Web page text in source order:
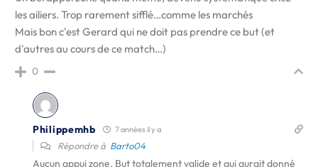
les ailiers. Trop rarement sifflé…comme les marchés
Mais bon c'est Gerard qui ne doit pas prendre ce but (et
d'autres au cours de ce match…)
0
Philippemhb 7 années il y a
Répondre à Barto04
Aucun appui zone. But totalement valide et qui aurait donné